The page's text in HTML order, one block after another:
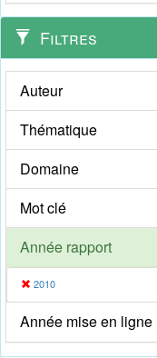
Filtres
Auteur
Thématique
Domaine
Mot clé
Année rapport
2010
Année mise en ligne